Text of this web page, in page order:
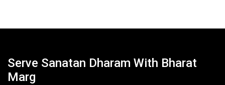
Serve Sanatan Dharam With Bharat
Marg